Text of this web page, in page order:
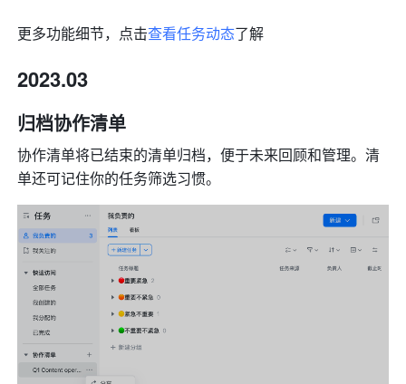
更多功能细节，点击查看任务动态了解
2023.03
归档协作清单
协作清单将已结束的清单归档，便于未来回顾和管理。清
单还可记住你的任务筛选习惯。